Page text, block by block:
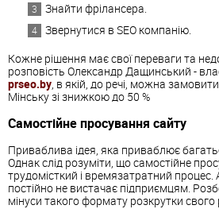
Знайти фрілансера.
Звернутися в SEO компанію.
Кожне рішення має свої переваги та
розповість Олександр Дащинський -
prseo.by, в якій, до речі, можна замовити
Мінськузі знижкоюдо 50 %
Самостійне просування сайту
Приваблива ідея, яка приваблює
Однак слід розуміти, що самостійне
трудомісткий і времязатратний процес.
постійно не вистачає підприємцям.
мінуси такого формату розкрутки свого